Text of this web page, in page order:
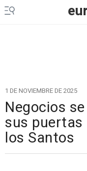
1 DE NOVIEMBRE DE 2025
Negocios
sus puertas
los Santos